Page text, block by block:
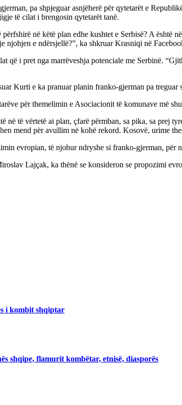
pa shpjeguar asnjëherë për qytetarët e
të cilat i brengosin qytetarët tanë.
në këtë plan edhe kushtet e Serbisë? A është
njohjen e ndërsjellë?”, ka shkruar Krasniqi në
që i pret nga marrëveshja potenciale me Serbinë.
Kurti e ka pranuar planin franko-gjerman pa treguar
për themelimin e Asociacionit të komunave më
në të vërtetë ai plan, çfarë përmban, sa pika, sa prej
mend për avullim në kohë rekord. Kosovë, urime
evropian, të njohur ndryshe si franko-gjerman, për
Lajçak, ka thënë se konsideron se propozimi
i kombit shqiptar
shqipe, flamurit kombëtar, etnisë, diasporës